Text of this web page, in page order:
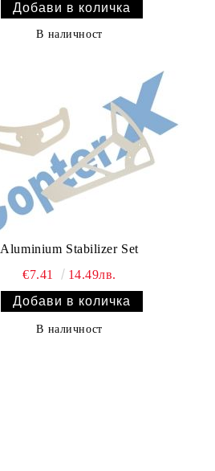
В наличност
Aluminium Stabilizer Set
€7.41
14.49лв.
В наличност